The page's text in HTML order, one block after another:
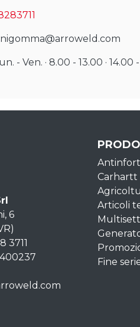
- Ven. · 8.00 - 13.00 · 14.00
6
3711
Carhartt
Articoli
Fine